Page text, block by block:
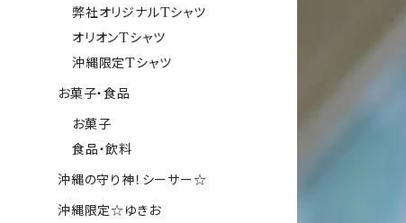
弊社オリジナルTシャツ
オリオンTシャツ
沖縄限定Tシャツ
お菓子・食品
お菓子
食品・飲料
沖縄の守り神！シーサー☆
沖縄限定☆ゆきお